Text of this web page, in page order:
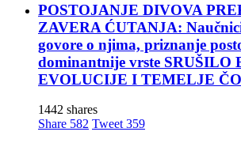
POSTOJANJE DIVOVA
ZAVERA ĆUTANJA: Naučnici
govore o njima, priznanje
dominantnije vrste SRUŠILO
EVOLUCIJE I TEMELJE
1442 shares
Share 582 Tweet 359